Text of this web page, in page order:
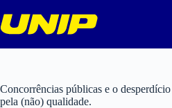
para
o
Concorrências públicas e o
pela (não) qualidade.